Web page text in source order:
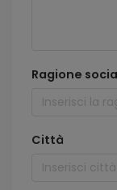
Ragione
Città